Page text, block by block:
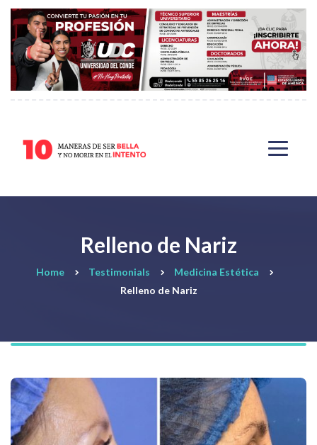
Relleno de Nariz
Home Testimonials
Medicina Estética
Relleno de Nariz